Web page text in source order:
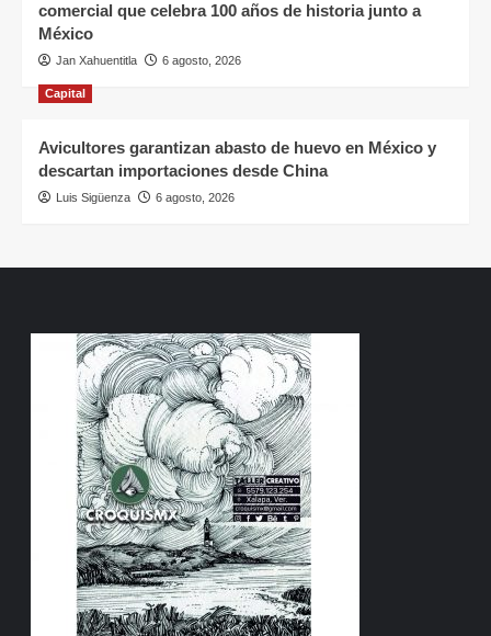
comercial que celebra 100 años de historia junto a
México
Jan Xahuentitla 6 agosto, 2026
Capital
Avicultores garantizan abasto de huevo en México y
descartan importaciones desde China
Luis Sigüenza 6 agosto, 2026